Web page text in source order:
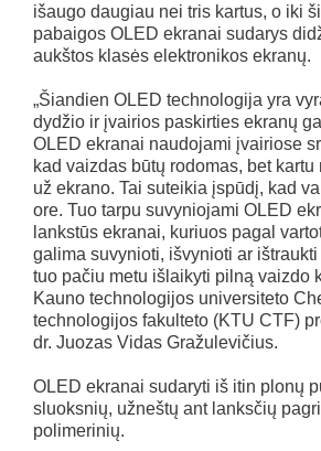
išaugo daugiau nei tris kartus, o iki
pabaigos OLED ekranai sudarys
aukštos klasės elektronikos ekranų.
„Šiandien OLED technologija yra
dydžio ir įvairios paskirties ekranų
OLED ekranai naudojami įvairiose
kad vaizdas būtų rodomas, bet kartu
už ekrano. Tai suteikia įspūdį, kad
ore. Tuo tarpu suvyniojami OLED
lankstūs ekranai, kuriuos pagal
galima suvynioti, išvynioti ar
tuo pačiu metu išlaikyti pilną vaizdo
Kauno technologijos universiteto
technologijos fakulteto (KTU CTF)
dr. Juozas Vidas Gražulevičius.
OLED ekranai sudaryti iš itin plonų
sluoksnių, užneštų ant lanksčių
polimerinių.